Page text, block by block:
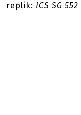
replik: ICS SG 552